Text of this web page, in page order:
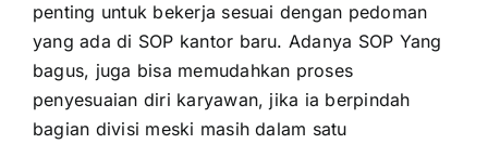
penting untuk bekerja sesuai dengan pedoman
yang ada di SOP kantor baru. Adanya SOP Yang
bagus, juga bisa memudahkan proses
penyesuaian diri karyawan, jika ia berpindah
bagian divisi meski masih dalam satu